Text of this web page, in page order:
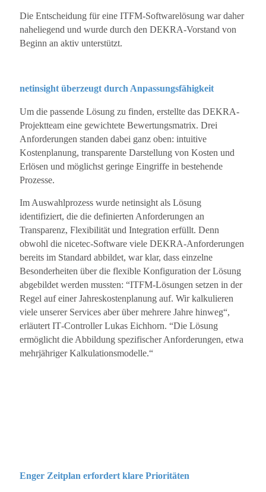
Die Entscheidung für eine ITFM‐Softwarelösung war daher
naheliegend und wurde durch den DEKRA‐Vorstand von
Beginn an aktiv unterstützt.
netinsight überzeugt durch Anpassungsfähigkeit
Um die passende Lösung zu finden, erstellte das DEKRA‐
Projektteam eine gewichtete Bewertungsmatrix. Drei
Anforderungen standen dabei ganz oben: intuitive
Kostenplanung, transparente Darstellung von Kosten und
Erlösen und möglichst geringe Eingriffe in bestehende
Prozesse.
Im Auswahlprozess wurde netinsight als Lösung
identifiziert, die die definierten Anforderungen an
Transparenz, Flexibilität und Integration erfüllt. Denn
obwohl die nicetec‐Software viele DEKRA‐Anforderungen
bereits im Standard abbildet, war klar, dass einzelne
Besonderheiten über die flexible Konfiguration der Lösung
abgebildet werden mussten: “ITFM‐Lösungen setzen in der
Regel auf einer Jahreskostenplanung auf. Wir kalkulieren
viele unserer Services aber über mehrere Jahre hinweg“,
erläutert IT‐Controller Lukas Eichhorn. “Die Lösung
ermöglicht die Abbildung spezifischer Anforderungen, etwa
mehrjähriger Kalkulationsmodelle.“
Enger Zeitplan erfordert klare Prioritäten